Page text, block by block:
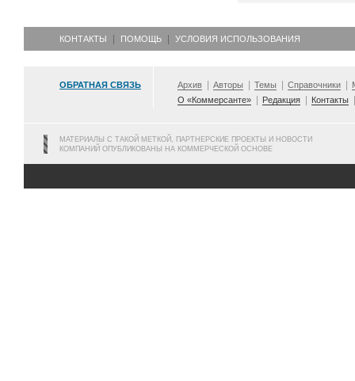
КОНТАКТЫ ПОМОЩЬ УСЛОВИЯ ИСПОЛЬЗОВАНИЯ
ОБРАТНАЯ СВЯЗЬ Архив Авторы Темы Справочники
О «Коммерсанте»
Редакция Контакты
МАТЕРИАЛЫ С ТАКОЙ МЕТКОЙ, ПАРТНЕРСКИЕ ПРОЕКТЫ И НОВОСТИ
КОМПАНИЙ ОПУБЛИКОВАНЫ НА КОММЕРЧЕСКОЙ ОСНОВЕ